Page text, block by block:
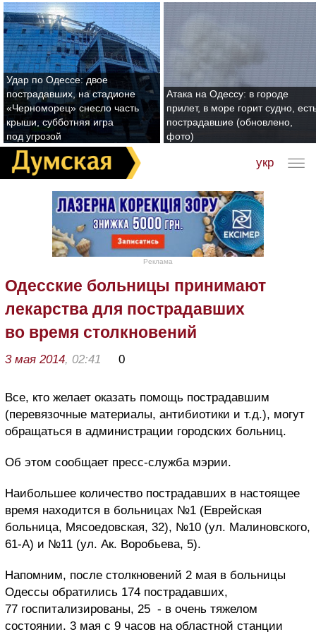
Удар по Одессе: двое
пострадавших, на стадионе
«Черноморец» снесло часть
крыши, субботняя игра
под угрозой
Атака на Одессу: в городе
прилет, в море горит судно,
пострадавшие (обновлено,
фото)
укр
Реклама
Одесские больницы принимают
лекарства для пострадавших
во время столкновений
3 мая 2014, 02:41 0
Все, кто желает оказать помощь пострадавшим
(перевязочные материалы, антибиотики и т.д.), могут
обращаться в администрации городских больниц.
Об этом сообщает пресс-служба мэрии.
Наибольшее количество пострадавших в настоящее
время находится в больницах №1 (Еврейская
больница, Мясоедовская, 32), №10 (ул. Малиновского,
61-А) и №11 (ул. Ак. Воробьева, 5).
Напомним, после столкновений 2 мая в больницы
Одессы обратились 174 пострадавших,
77 госпитализированы, 25 - в очень тяжелом
состоянии. 3 мая с 9 часов на областной станции